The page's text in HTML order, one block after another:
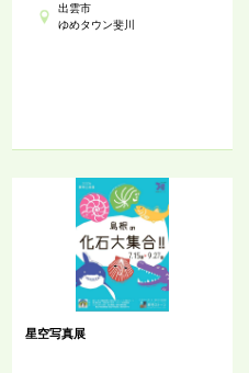
出雲市
ゆめタウン斐川
星空写真展